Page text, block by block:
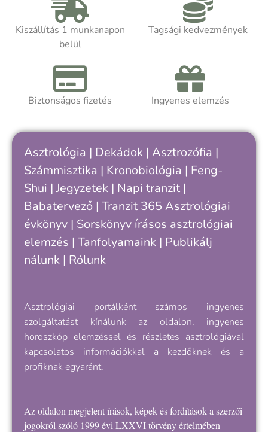
szimbólumként saját belső ritmusainkra
is rávilágíthat.
önismereti úton jársz, a kötet segít
felismerni, hogy hol tartasz a saját
ciklusodban – és hogyan értheted meg
Kiszállítás 1 munkanapon
belül
Tagsági kedvezmények
Biztonságos fizetés Ingyenes elemzés
Asztrológia | Dekádok | Asztrozófia |
Számmisztika | Kronobiológia | Feng-
Shui | Jegyzetek | Napi tranzit |
Babatervező | Tranzit 365 Asztrológiai
évkönyv | Sorskönyv írásos asztrológiai
elemzés | Tanfolyamaink | Publikálj
nálunk | Rólunk
Asztrológiai portálként számos ingyenes
szolgáltatást kínálunk az oldalon, ingyenes
horoszkóp elemzéssel és részletes asztrológiával
kapcsolatos információkkal a kezdőknek és a
profiknak egyaránt.
Az oldalon megjelent írások, képek és fordítások a szerzői
jogokról szóló 1999 évi LXXVI törvény értelmében